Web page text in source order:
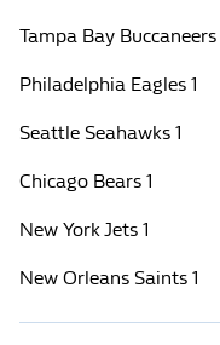
Tampa Bay Buccaneers
Philadelphia Eagles 1
Seattle Seahawks 1
Chicago Bears 1
New York Jets 1
New Orleans Saints 1